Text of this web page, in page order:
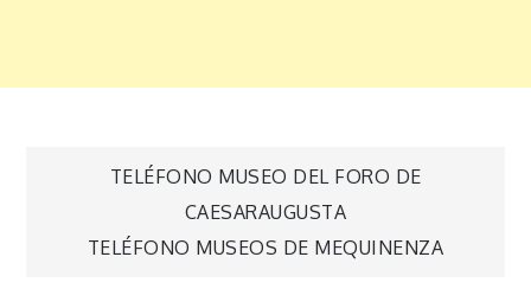
Navegación
de
TELÉFONO MUSEO DEL FORO DE
CAESARAUGUSTA
TELÉFONO MUSEOS DE MEQUINENZA